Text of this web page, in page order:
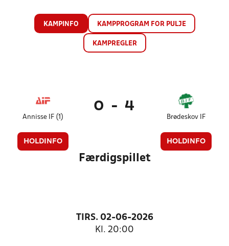
KAMPINFO KAMPPROGRAM FOR PULJE
KAMPREGLER
Annisse IF (1)
HOLDINFO
0 - 4
Brødeskov IF
HOLDINFO
Færdigspillet
TIRS. 02-06-2026
Kl. 20:00